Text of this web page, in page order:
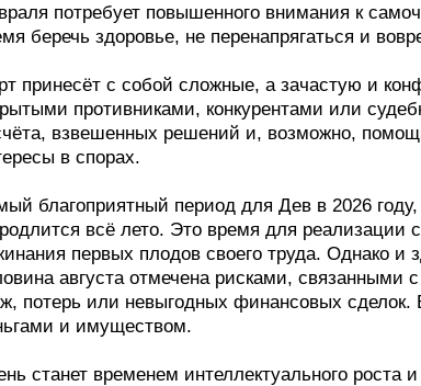
потребует повышенного внимания к
беречь здоровье, не перенапрягаться и
принесёт с собой сложные, а зачастую и
противниками, конкурентами или
взвешенных решений и, возможно,
в спорах.
благоприятный период для Дев в 2026 году,
всё лето. Это время для реализации
первых плодов своего труда. Однако и
августа отмечена рисками,
потерь или невыгодных финансовых
и имуществом.
станет временем интеллектуального роста